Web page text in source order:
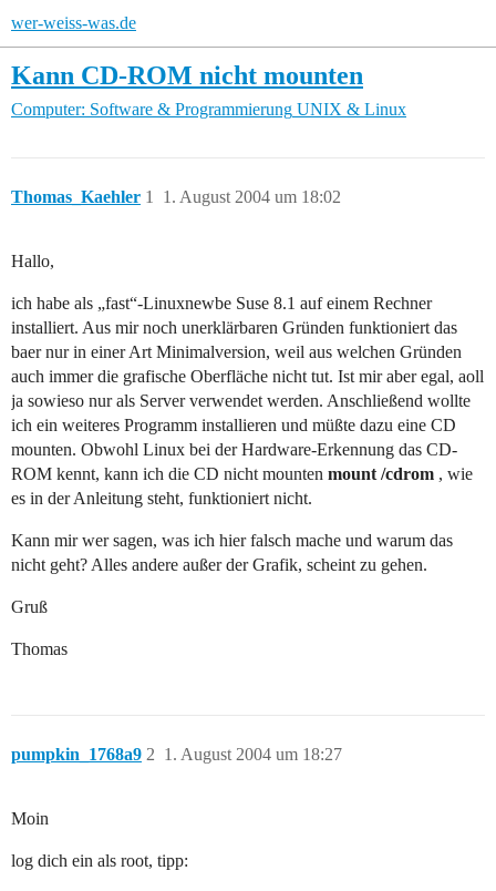
wer-weiss-was.de
Kann CD-ROM nicht mounten
Computer: Software & Programmierung UNIX & Linux
Thomas_Kaehler 1. August 2004 um 18:02
1
Hallo,
ich habe als „fast“-Linuxnewbe Suse 8.1 auf einem Rechner
installiert. Aus mir noch unerklärbaren Gründen funktioniert das
baer nur in einer Art Minimalversion, weil aus welchen Gründen
auch immer die grafische Oberfläche nicht tut. Ist mir aber egal, aoll
ja sowieso nur als Server verwendet werden. Anschließend wollte
ich ein weiteres Programm installieren und müßte dazu eine CD
mounten. Obwohl Linux bei der Hardware-Erkennung das CD-
ROM kennt, kann ich die CD nicht mounten mount /cdrom , wie
es in der Anleitung steht, funktioniert nicht.
Kann mir wer sagen, was ich hier falsch mache und warum das
nicht geht? Alles andere außer der Grafik, scheint zu gehen.
Gruß
Thomas
pumpkin_1768a9 1. August 2004 um 18:27
2
Moin
log dich ein als root, tipp: